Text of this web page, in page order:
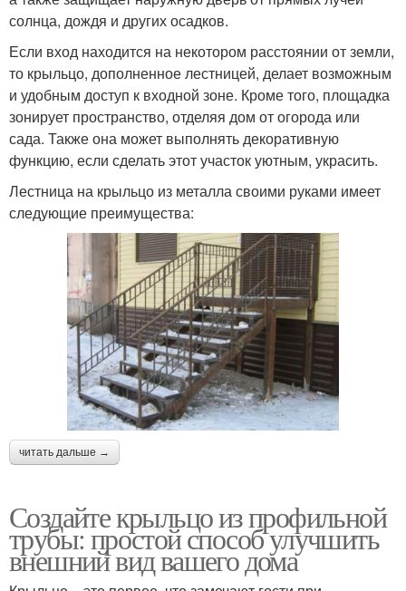
солнца, дождя и других осадков.
Если вход находится на некотором расстоянии от земли,
то крыльцо, дополненное лестницей, делает возможным
и удобным доступ к входной зоне. Кроме того, площадка
зонирует пространство, отделяя дом от огорода или
сада. Также она может выполнять декоративную
функцию, если сделать этот участок уютным, украсить.
Лестница на крыльцо из металла своими руками имеет
следующие преимущества:
читать дальше →
Создайте крыльцо из профильной
трубы: простой способ улучшить
внешний вид вашего дома